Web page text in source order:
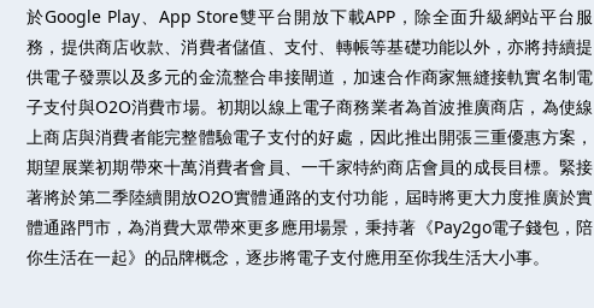
於Google Play、App Store雙平台開放下載APP，除全面升級網站平台服
務，提供商店收款、消費者儲值、支付、轉帳等基礎功能以外，亦將持續提
供電子發票以及多元的金流整合串接閘道，加速合作商家無縫接軌實名制電
子支付與O2O消費市場。初期以線上電子商務業者為首波推廣商店，為使線
上商店與消費者能完整體驗電子支付的好處，因此推出開張三重優惠方案，
期望展業初期帶來十萬消費者會員、一千家特約商店會員的成長目標。緊接
著將於第二季陸續開放O2O實體通路的支付功能，屆時將更大力度推廣於實
體通路門市，為消費大眾帶來更多應用場景，秉持著《Pay2go電子錢包，陪
你生活在一起》的品牌概念，逐步將電子支付應用至你我生活大小事。